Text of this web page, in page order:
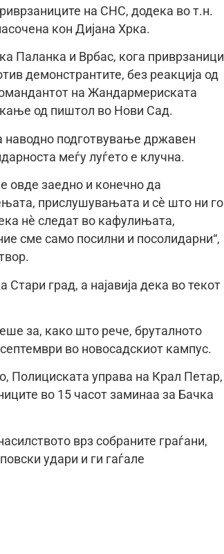
на СНС, додека во т.н.
кон Дијана Хрка.
Паланка и Врбас, кога приврзаници
демонстрантите, без реакција од
на Жандармериската
од пиштол во Нови Сад.
наводно подготвување државен
меѓу луѓето е клучна.
овде заедно и конечно да
прислушувањата и сè што ни го
нè следат во кафулињата,
сме само посилни и посолидарни“,
град, а најавија дека во текот
за, како што рече, бруталното
во новосадскиот кампус.
Полициската управа на Крал Петар,
во 15 часот заминаа за Бачка
врз собраните граѓани,
удари и ги гаѓале